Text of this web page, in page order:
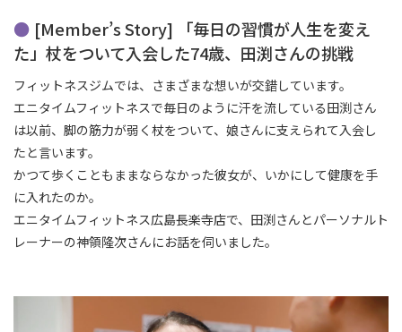
[Member’s Story] 「毎日の習慣が人生を変え
た」杖をついて入会した74歳、田渕さんの挑戦
フィットネスジムでは、さまざまな想いが交錯しています。
エニタイムフィットネスで毎日のように汗を流している田渕さん
は以前、脚の筋力が弱く杖をついて、娘さんに支えられて入会し
たと言います。
かつて歩くこともままならなかった彼女が、いかにして健康を手
に入れたのか。
エニタイムフィットネス広島長楽寺店で、田渕さんとパーソナルト
レーナーの神領隆次さんにお話を伺いました。